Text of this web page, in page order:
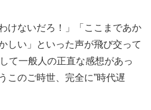
けないだろ！」「ここまであか
しい」といった声が飛び交って
て一般人の正直な感想があっ
このご時世、完全に”時代遅